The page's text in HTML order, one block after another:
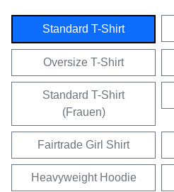
Standard T-Shirt
Oversize T-Shirt
Standard T-Shirt
(Frauen)
Fairtrade Girl Shirt
Heavyweight Hoodie